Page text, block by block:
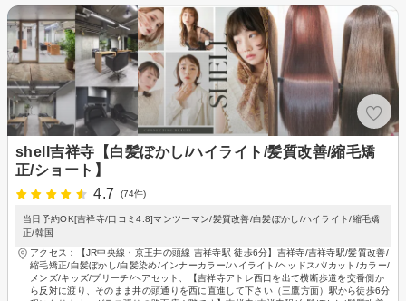
shell吉祥寺【白髪ぼかし/ハイライト/髪質改善/縮毛矯
正/ショート】
4.7
(74件)
当日予約OK[吉祥寺/口コミ4.8]マンツーマン/髪質改善/白髪ぼかし/ハイライト/縮毛矯
正/韓国
アクセス：【JR中央線・京王井の頭線 吉祥寺駅 徒歩6分】吉祥寺/吉祥寺駅/髪質改善/
縮毛矯正/白髪ぼかし/白髪染め/インナーカラー/ハイライト/ヘッドスパ/カット/カラー/
メンズ/キッズ/ブリーチ/ヘアセット、【吉祥寺アトレ西口を出て横断歩道を交番側か
ら反対に渡り、そのまま井の頭通りを西に直進して下さい（三鷹方面）駅から徒歩6分